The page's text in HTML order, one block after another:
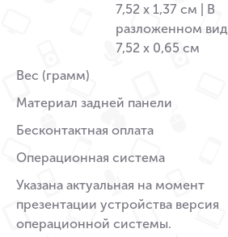
7,52 x 1,37 см | В
разложенном
7,52 x 0,65 см
Вес (грамм)
Материал задней панели
Бесконтактная оплата
Операционная система
Указана актуальная на момент
презентации устройства версия
операционной системы.